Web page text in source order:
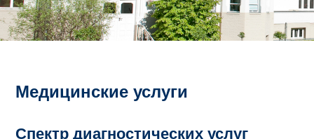
Медицинские услуги
Спектр диагностических услуг